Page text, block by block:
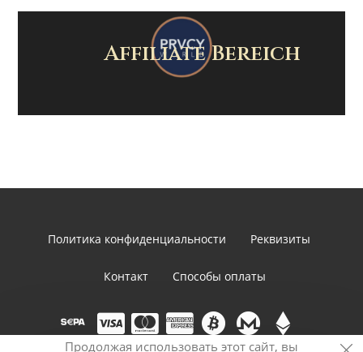
Affiliate Bereich
Политика конфиденциальности Реквизиты
Контакт Способы оплаты
Продолжая использовать этот сайт, вы